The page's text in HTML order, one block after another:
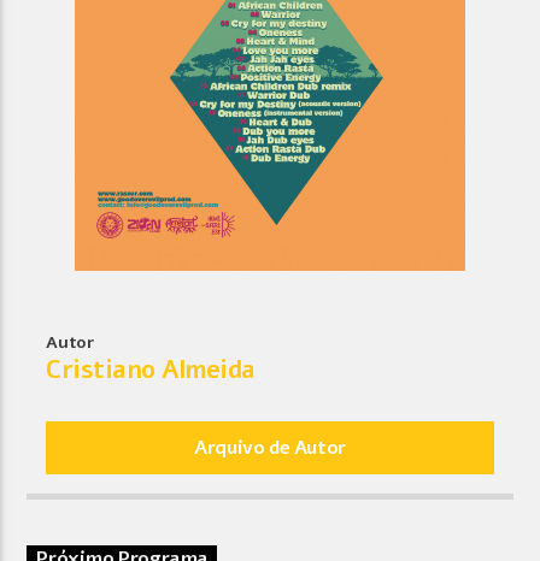
Autor
Cristiano Almeida
Arquivo de Autor